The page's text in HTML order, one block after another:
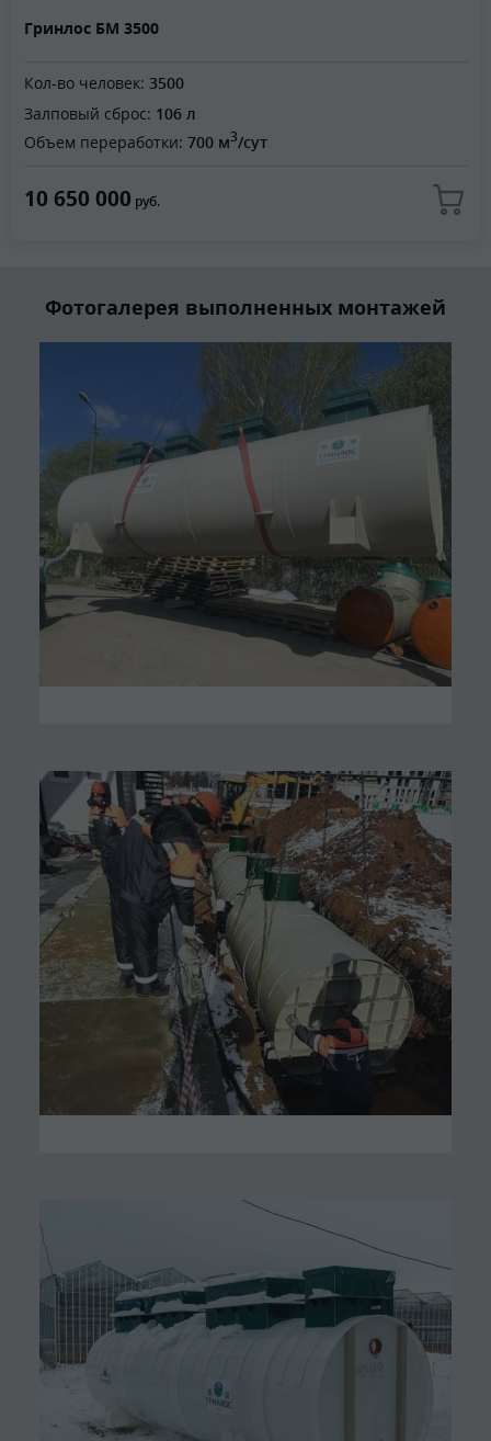
Гринлос БМ 3500
Кол-во человек: 3500
Залповый сброс: 106 л
Объем переработки: 700 м3/сут
10 650 000 руб.
Фотогалерея выполненных монтажей